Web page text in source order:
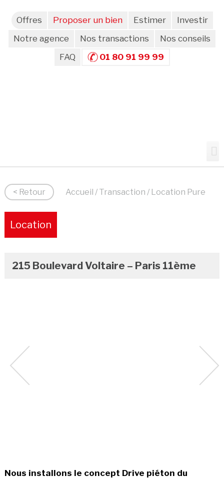
Offres Proposer un bien Estimer
Investir
Notre agence
Nos transactions
Nos conseils
FAQ
01 80 91 99 99
< Retour Accueil / Transaction / Location Pure
Location
215 Boulevard Voltaire – Paris 11ème
Nous installons le concept Drive piéton du